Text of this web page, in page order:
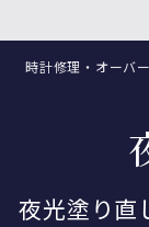
時計修理・オーバ
夜光塗り直